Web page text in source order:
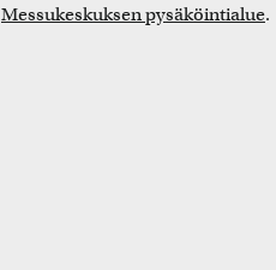
Messukeskuksen pysäköintialue.